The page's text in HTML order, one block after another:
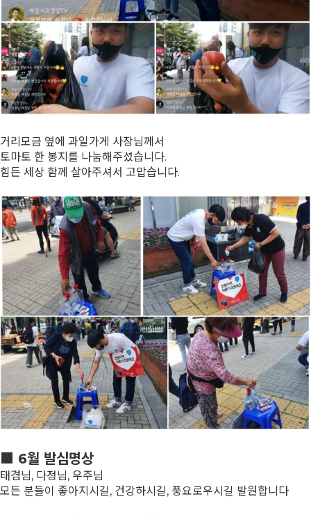
거리모금 옆에 과일가게 사장님께서
토마토 한 봉지를 나눔해주셨습니다.
힘든 세상 함께 살아주셔서 고맙습니다.
6월 발심명상
태겸님, 다정님, 우주님
모든 분들이 좋아지시길, 건강하시길, 풍요로우시길 발원합니다